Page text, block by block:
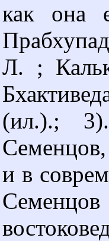
как она
Л. ;
(ил.).;
и в